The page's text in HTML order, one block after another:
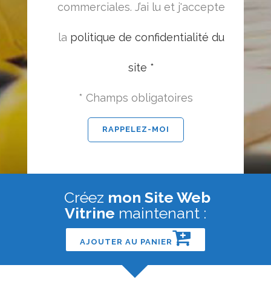
commerciales. J’ai lu et j'accepte
la politique de confidentialité du
site *
* Champs obligatoires
Créez mon Site Web
Vitrine maintenant :
AJOUTER AU PANIER